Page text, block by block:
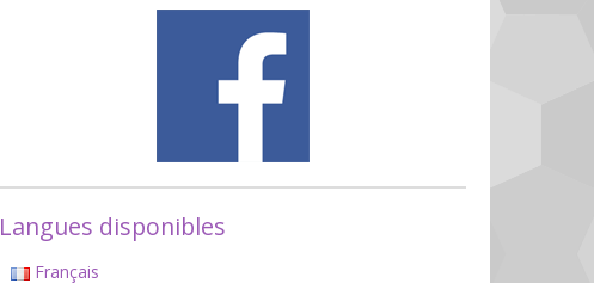
Langues disponibles
Français